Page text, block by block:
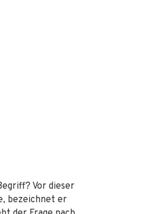
Vor dieser
bezeichnet er